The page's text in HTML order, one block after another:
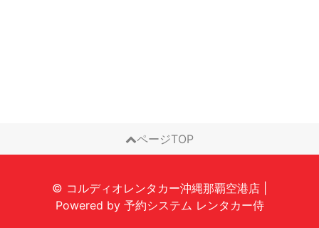
ページTOP
© コルディオレンタカー沖縄那覇空港店
Powered by 予約システム レンタカー侍